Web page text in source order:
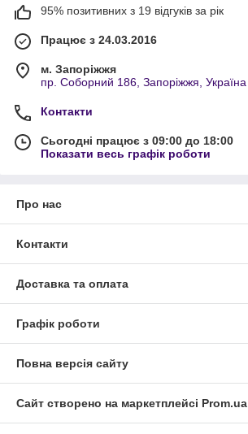
95% позитивних з 19 відгуків за рік
Працює з 24.03.2016
м. Запоріжжя
пр. Соборний 186, Запоріжжя, Україна
Контакти
Сьогодні працює з 09:00 до 18:00
Показати весь графік роботи
Про нас
Контакти
Доставка та оплата
Графік роботи
Повна версія сайту
Сайт створено на маркетплейсі Prom.ua